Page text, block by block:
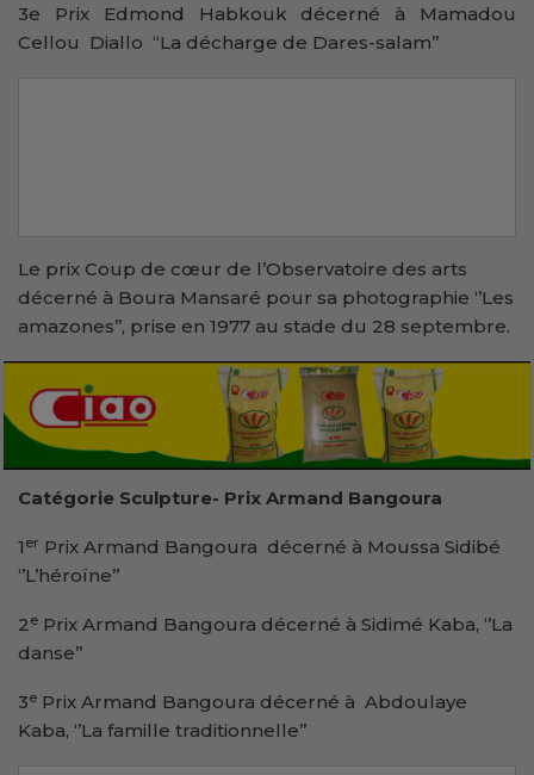
3e Prix Edmond Habkouk décerné à Mamadou
Cellou Diallo “La décharge de Dares-salam’’
Le prix Coup de cœur de l’Observatoire des arts
décerné à Boura Mansaré pour sa photographie ‘’Les
amazones’’, prise en 1977 au stade du 28 septembre.
Catégorie Sculpture- Prix Armand Bangoura
1 er Prix Armand Bangoura décerné à Moussa Sidibé
‘’L’héroïne’’
2e Prix Armand Bangoura décerné à Sidimé Kaba, ‘’La
danse’’
3e Prix Armand Bangoura décerné à Abdoulaye
Kaba, ‘’La famille traditionnelle’’